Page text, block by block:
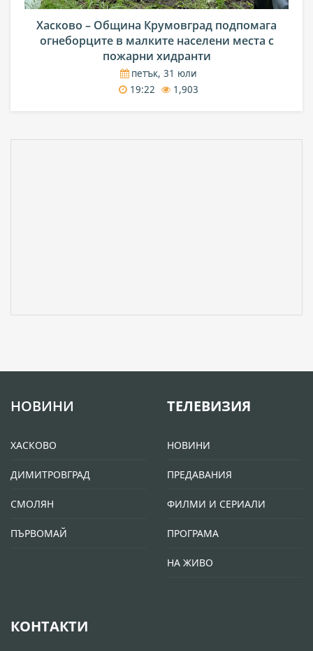
Хасково – Община Крумовград подпомага
огнеборците в малките населени места с
пожарни хидранти
петък, 31 юли
19:22
1,903
НОВИНИ
ХАСКОВО
ДИМИТРОВГРАД
СМОЛЯН
ПЪРВОМАЙ
ТЕЛЕВИЗИЯ
НОВИНИ
ПРЕДАВАНИЯ
ФИЛМИ И СЕРИАЛИ
ПРОГРАМА
НА ЖИВО
КОНТАКТИ